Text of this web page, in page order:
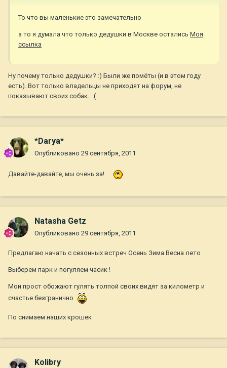
То что вы маленькие это замечательно
а то я думала что только дедушки в Москве остались Моя
ссылка
Ну почему только дедушки? :) Были же помёты (и в этом году
есть). Вот только владельцы не приходят на форум, не
показывают своих собак.. :(
*Darya*
Опубликовано 29 сентября, 2011
Давайте-давайте, мы очень за!
Natasha Getz
Опубликовано 29 сентября, 2011
Предлагаю начать с сезонных встреч Осень Зима Весна лето
Выберем парк и погуляем часик !
Мои прост обожают гулять толпой своих видят за километр и
счастье безгранично
По снимаем наших крошек
Kolibry